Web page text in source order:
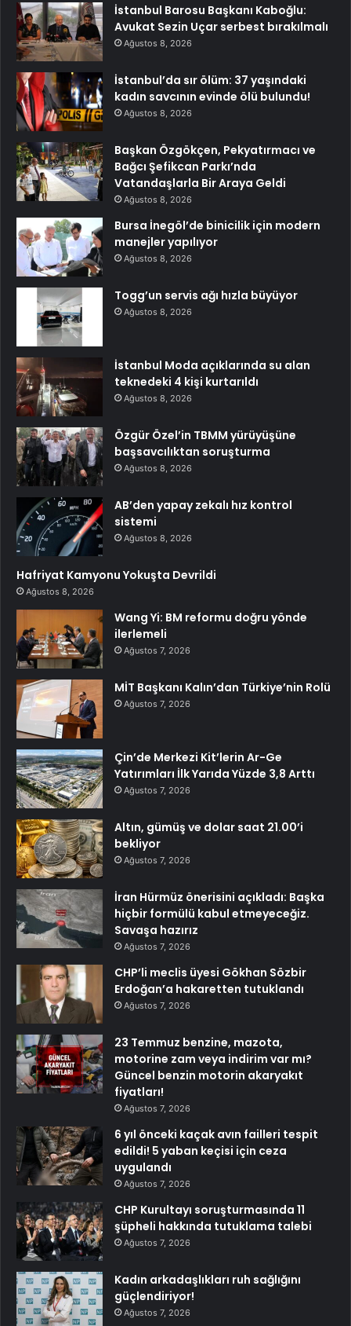
İstanbul Barosu Başkanı Kaboğlu:
Avukat Sezin Uçar serbest bırakılmalı
Ağustos 8, 2026
İstanbul’da sır ölüm: 37 yaşındaki
kadın savcının evinde ölü bulundu!
Ağustos 8, 2026
Başkan Özgökçen, Pekyatırmacı ve
Bağcı Şefikcan Parkı’nda
Vatandaşlarla Bir Araya Geldi
Ağustos 8, 2026
Bursa İnegöl’de binicilik için modern
manejler yapılıyor
Ağustos 8, 2026
Togg’un servis ağı hızla büyüyor
Ağustos 8, 2026
İstanbul Moda açıklarında su alan
teknedeki 4 kişi kurtarıldı
Ağustos 8, 2026
Özgür Özel’in TBMM yürüyüşüne
başsavcılıktan soruşturma
Ağustos 8, 2026
AB’den yapay zekalı hız kontrol
sistemi
Ağustos 8, 2026
Hafriyat Kamyonu Yokuşta Devrildi
Ağustos 8, 2026
Wang Yi: BM reformu doğru yönde
ilerlemeli
Ağustos 7, 2026
MİT Başkanı Kalın’dan Türkiye’nin Rolü
Ağustos 7, 2026
Çin’de Merkezi Kit’lerin Ar-Ge
Yatırımları İlk Yarıda Yüzde 3,8 Arttı
Ağustos 7, 2026
Altın, gümüş ve dolar saat 21.00’i
bekliyor
Ağustos 7, 2026
İran Hürmüz önerisini açıkladı: Başka
hiçbir formülü kabul etmeyeceğiz.
Savaşa hazırız
Ağustos 7, 2026
CHP’li meclis üyesi Gökhan Sözbir
Erdoğan’a hakaretten tutuklandı
Ağustos 7, 2026
23 Temmuz benzine, mazota,
motorine zam veya indirim var mı?
Güncel benzin motorin akaryakıt
fiyatları!
Ağustos 7, 2026
6 yıl önceki kaçak avın failleri tespit
edildi! 5 yaban keçisi için ceza
uygulandı
Ağustos 7, 2026
CHP Kurultayı soruşturmasında 11
şüpheli hakkında tutuklama talebi
Ağustos 7, 2026
Kadın arkadaşlıkları ruh sağlığını
güçlendiriyor!
Ağustos 7, 2026